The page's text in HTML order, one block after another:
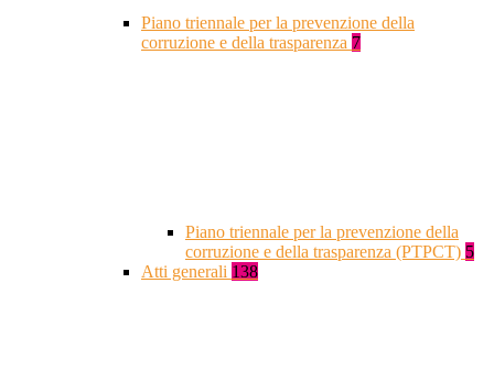
Piano triennale per la prevenzione della
corruzione e della trasparenza 7
Piano triennale per la prevenzione della
corruzione e della trasparenza (PTPCT) 5
Atti generali 138